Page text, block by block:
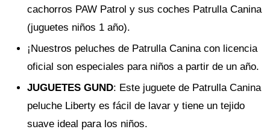
cachorros PAW Patrol y sus coches Patrulla Canina
(juguetes niños 1 año).
¡Nuestros peluches de Patrulla Canina con licencia
oficial son especiales para niños a partir de un año.
JUGUETES GUND: Este juguete de Patrulla Canina
peluche Liberty es fácil de lavar y tiene un tejido
suave ideal para los niños.